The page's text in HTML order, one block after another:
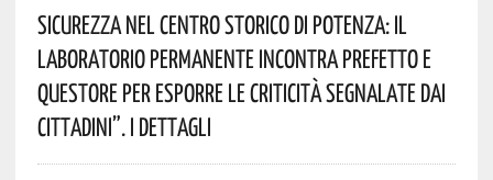
Sicurezza Nel Centro Storico Di Potenza: Il
Laboratorio Permanente Incontra Prefetto E
Questore Per Esporre Le Criticità Segnalate Dai
Cittadini”. I Dettagli